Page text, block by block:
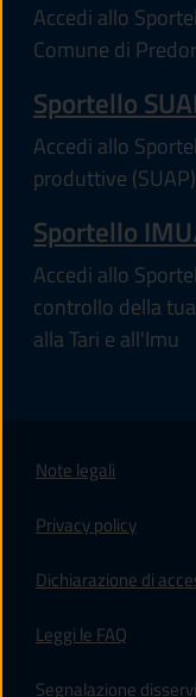
Accedi allo
Comune di
Sportello
Accedi allo
produttive
Sportello
Accedi allo
controllo della
alla Tari e all'Imu
Note legali
Privacy policy
Dichiarazione di
Leggi le FAQ
Segnalazione